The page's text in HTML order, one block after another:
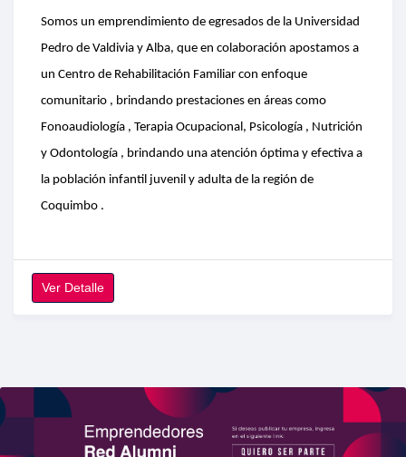
Somos un emprendimiento de egresados de la Universidad
Pedro de Valdivia y Alba, que en colaboración apostamos a
un Centro de Rehabilitación Familiar con enfoque
comunitario , brindando prestaciones en áreas como
Fonoaudiología , Terapia Ocupacional, Psicología , Nutrición
y Odontología , brindando una atención óptima y efectiva a
la población infantil juvenil y adulta de la región de
Coquimbo .
Ver Detalle